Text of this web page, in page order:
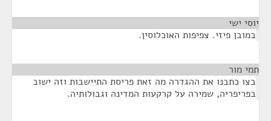
יוסי ישי
במובן פיזי. צפיפות האוכלוסין.
תמי מור
בצו כתבנו את ההגדרה מה זאת פריסת התיישבות וזה ישוב
בפריפריה, שמירה על קרקעות המדינה וגבולותיה.